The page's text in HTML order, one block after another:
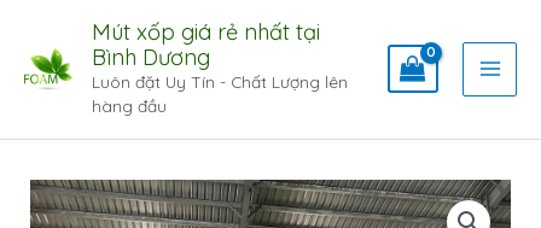
Mút xốp giá rẻ nhất tại
Bình Dương
Luôn đặt Uy Tín - Chất Lượng lên
hàng đầu